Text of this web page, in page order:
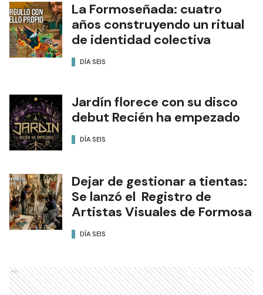
La Formoseñada: cuatro
años construyendo un ritual
de identidad colectiva
DÍA SEIS
Jardín florece con su disco
debut Recién ha empezado
DÍA SEIS
Dejar de gestionar a tientas:
Se lanzó el Registro de
Artistas Visuales de Formosa
DÍA SEIS
Ads